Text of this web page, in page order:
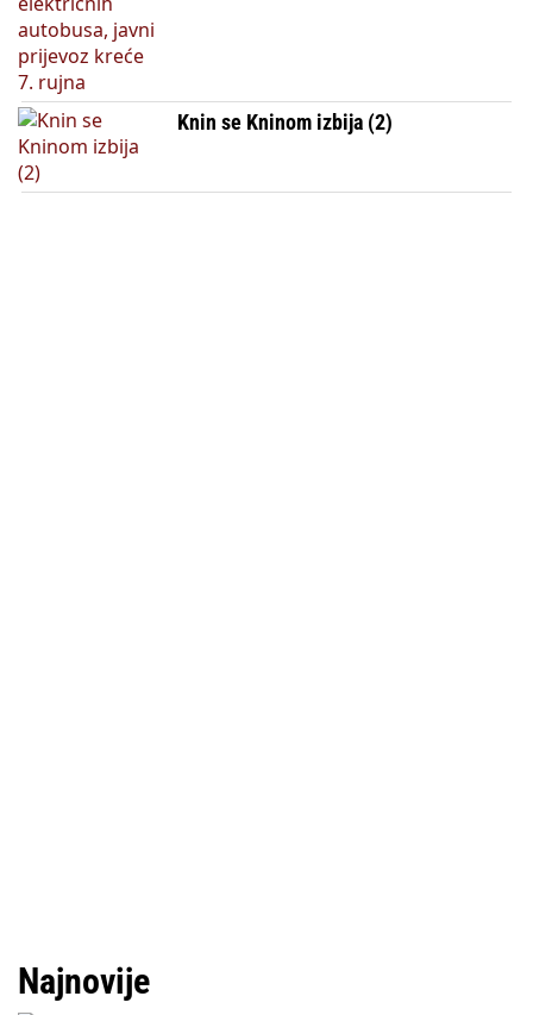
Knin se Kninom izbija (2)
Najnovije